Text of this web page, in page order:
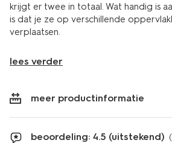
krijgt er twee in totaal. Wat handig is
is dat je ze op verschillende
verplaatsen.
lees verder
meer productinformatie
beoordeling: 4.5 (uitstekend)